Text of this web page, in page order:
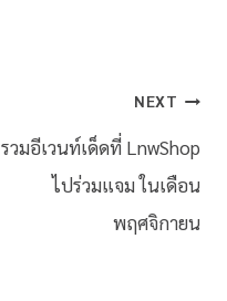
NEXT
รวมอีเวนท์เด็ดที่ LnwShop
ไปร่วมแจม ในเดือน
พฤศจิกายน